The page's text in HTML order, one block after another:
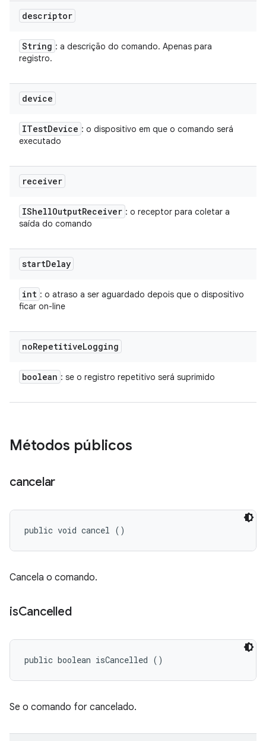
descriptor
String : a descrição do comando. Apenas para
registro.
device
ITestDevice : o dispositivo em que o comando será
executado
receiver
IShellOutputReceiver : o receptor para coletar a
saída do comando
startDelay
int : o atraso a ser aguardado depois que o dispositivo
ficar on-line
noRepetitiveLogging
boolean : se o registro repetitivo será suprimido
Métodos públicos
cancelar
public void cancel ()
Cancela o comando.
isCancelled
public boolean isCancelled ()
Se o comando for cancelado.